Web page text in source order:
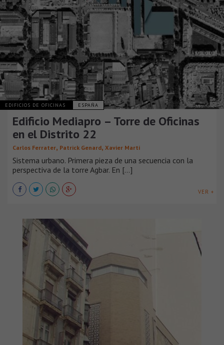
EDIFICIOS DE OFICINAS ESPAÑA
Edificio Mediapro – Torre de Oficinas
en el Distrito 22
Carlos Ferrater, Patrick Genard, Xavier Martí
Sistema urbano. Primera pieza de una secuencia con la
perspectiva de la torre Agbar. En [...]
VER +